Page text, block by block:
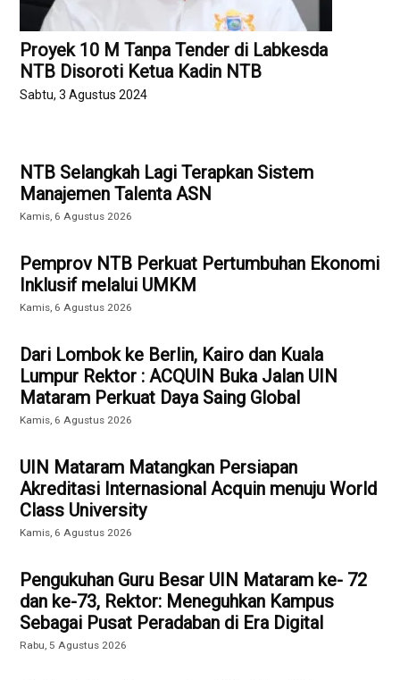
Proyek 10 M Tanpa Tender di Labkesda
NTB Disoroti Ketua Kadin NTB
Sabtu, 3 Agustus 2024
NTB Selangkah Lagi Terapkan Sistem
Manajemen Talenta ASN
Kamis, 6 Agustus 2026
Pemprov NTB Perkuat Pertumbuhan Ekonomi
Inklusif melalui UMKM
Kamis, 6 Agustus 2026
Dari Lombok ke Berlin, Kairo dan Kuala
Lumpur Rektor : ACQUIN Buka Jalan UIN
Mataram Perkuat Daya Saing Global
Kamis, 6 Agustus 2026
UIN Mataram Matangkan Persiapan
Akreditasi Internasional Acquin menuju World
Class University
Kamis, 6 Agustus 2026
Pengukuhan Guru Besar UIN Mataram ke- 72
dan ke-73, Rektor: Meneguhkan Kampus
Sebagai Pusat Peradaban di Era Digital
Rabu, 5 Agustus 2026